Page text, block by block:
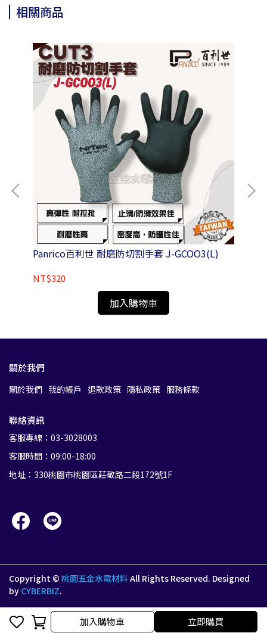
加入購物車 立即購買
相關商品
Panrico百利世 耐磨防切割手套 J-GCOO3(L)
NT$320
加入購物車
關於我們
關於我們 我的帳戶 退款政策 隱私政策 服務條款
聯絡資訊
客服專線：03-3028003
客服時間：09:00-18:00
地址：330桃園市桃園區莊敬路二段172號1F
Copyright © 桃園五金水電材料 All Rights Reserved. Designed
by CYBERBIZ.